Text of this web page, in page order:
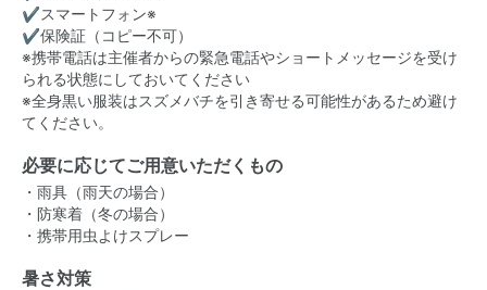
✔スマートフォン※
✔保険証（コピー不可）
※携帯電話は主催者からの緊急電話やショートメッセージを受け
られる状態にしておいてください
※全身黒い服装はスズメバチを引き寄せる可能性があるため避け
てください。
必要に応じてご用意いただくもの
・雨具（雨天の場合）
・防寒着（冬の場合）
・携帯用虫よけスプレー
暑さ対策